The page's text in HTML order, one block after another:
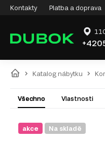
Kontakty Platba a doprava
Katalog nábytku
Všechno Vlastnosti
akce Na skladě